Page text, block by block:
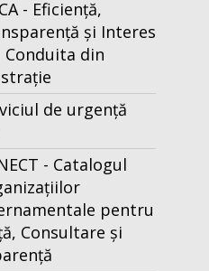
- Eficiență,
și Interes
din
de urgență
- Catalogul
pentru
Consultare și